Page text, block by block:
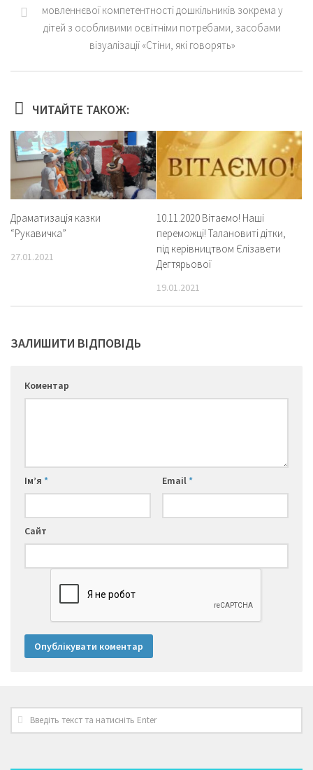
мовленнєвої компетентності дошкільників зокрема у
дітей з особливими освітніми потребами, засобами
візуалізації «Стіни, які говорять»
ЧИТАЙТЕ ТАКОЖ:
Драматизація казки
“Рукавичка”
27.01.2021
10.11.2020 Вітаємо! Наші
переможці! Талановиті дітки,
під керівництвом Єлізавети
Дегтярьової
19.01.2021
ЗАЛИШИТИ ВІДПОВІДЬ
Коментар
Ім’я * Email*
Сайт